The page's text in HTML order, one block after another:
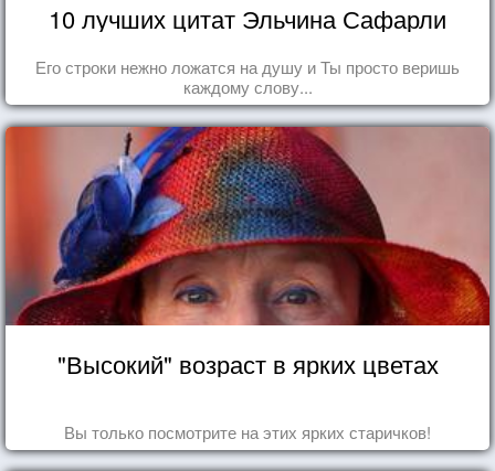
10 лучших цитат Эльчина Сафарли
Его строки нежно ложатся на душу и Ты просто веришь
каждому слову...
"Высокий" возраст в ярких цветах
Вы только посмотрите на этих ярких старичков!